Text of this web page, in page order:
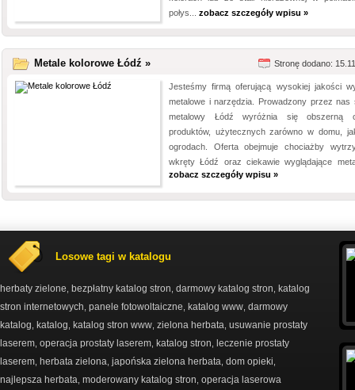
połys... zobacz szczegóły wpisu »
Metale kolorowe Łódź » Stronę dodano:
Jesteśmy firmą oferującą wysokiej jakości
metalowe i narzędzia. Prowadzony przez nas
metalowy Łódź wyróżnia się obszerną
produktów, użytecznych zarówno w domu,
ogrodach. Oferta obejmuje chociażby
wkręty Łódź oraz ciekawie wyglądające
zobacz szczegóły wpisu »
Losowe tagi w katalogu
herbaty zielone bezpłatny katalog stron darmowy katalog stron
katalog
stron internetowych panele fotowoltaiczne katalog www darmowy
katalog
katalog katalog stron www zielona herbata usuwanie prostaty
laserem operacja prostaty laserem katalog stron
leczenie prostaty
laserem herbata zielona japońska zielona herbata dom opieki
najlepsza herbata moderowany katalog stron operacja laserowa